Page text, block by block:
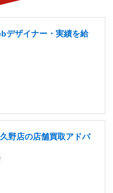
デザイナー・実績を給
野店の店舗買取アドバ